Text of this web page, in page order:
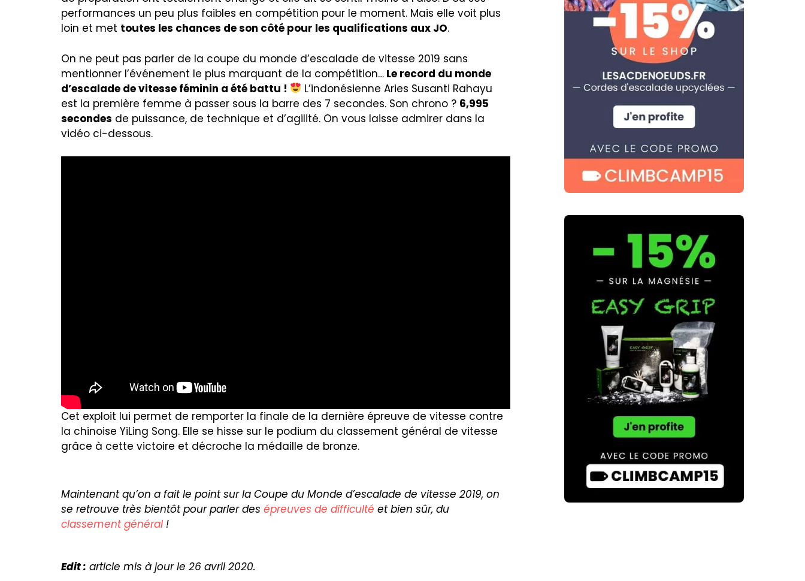
performances un peu plus faibles en compétition pour le moment. Mais elle voit plus
loin et met toutes les chances de son côté pour les qualifications aux JO.
On ne peut pas parler de la coupe du monde d’escalade de vitesse 2019 sans
mentionner l’événement le plus marquant de la compétition… Le record du monde
d’escalade de vitesse féminin a été battu !
L’indonésienne Aries Susanti Rahayu
est la première femme à passer sous la barre des 7 secondes. Son chrono ? 6,995
secondes de puissance, de technique et d’agilité. On vous laisse admirer dans la
vidéo ci-dessous.
Cet exploit lui permet de remporter la finale de la dernière épreuve de vitesse contre
la chinoise YiLing Song. Elle se hisse sur le podium du classement général de vitesse
grâce à cette victoire et décroche la médaille de bronze.
Maintenant qu’on a fait le point sur la Coupe du Monde d’escalade de vitesse 2019, on
se retrouve très bientôt pour parler des épreuves de difficulté et bien sûr, du
classement général !
Edit : article mis à jour le 26 avril 2020.